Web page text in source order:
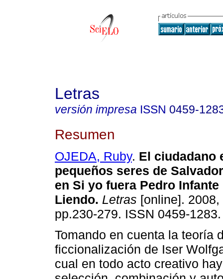
Letras
versión impresa ISSN 0459-
Resumen
OJEDA, Ruby. El ciudadano
pequeños seres de
en Si yo fuera Pedro
Liendo. Letras [online].
pp.230-279. ISSN 0459-1283.
Tomando en cuenta la teoría
ficcionalización de Iser
cual en todo acto creativo